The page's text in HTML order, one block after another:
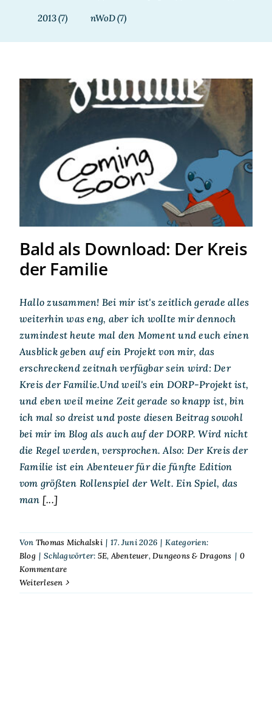
2013(7) nWoD(7)
Bald als Download: Der Kreis
der Familie
Bald als Download: Der Kreis
der Familie
Hallo zusammen! Bei mir ist's zeitlich gerade alles
weiterhin was eng, aber ich wollte mir dennoch
zumindest heute mal den Moment und euch einen
Ausblick geben auf ein Projekt von mir, das
erschreckend zeitnah verfügbar sein wird: Der
Kreis der Familie.Und weil's ein DORP-Projekt ist,
und eben weil meine Zeit gerade so knapp ist, bin
ich mal so dreist und poste diesen Beitrag sowohl
bei mir im Blog als auch auf der DORP. Wird nicht
die Regel werden, versprochen. Also: Der Kreis der
Familie ist ein Abenteuer für die fünfte Edition
vom größten Rollenspiel der Welt. Ein Spiel, das
man [...]
Von Thomas Michalski | 17. Juni 2026 | Kategorien:
Blog | Schlagwörter: 5E,Abenteuer,Dungeons & Dragons | 0
Kommentare
Weiterlesen